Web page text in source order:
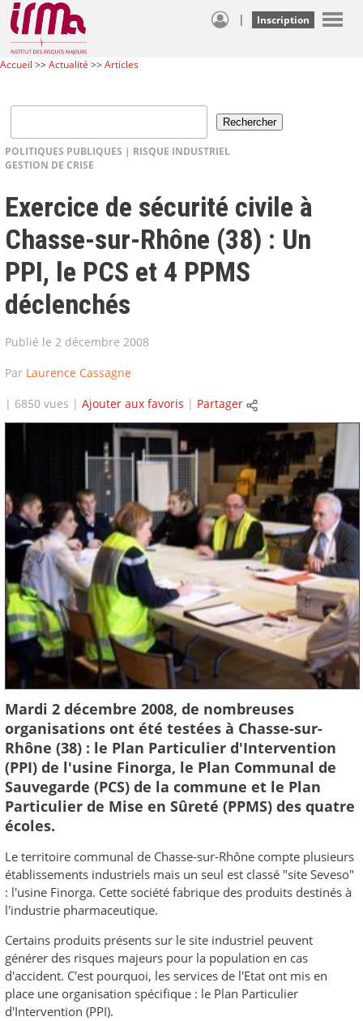
| Inscription
Accueil >>Actualité >>Articles
POLITIQUES PUBLIQUES | RISQUE INDUSTRIEL
GESTION DE CRISE
Exercice de sécurité civile à
Chasse-sur-Rhône (38) : Un
PPI, le PCS et 4 PPMS
déclenchés
Publié le 2 décembre 2008
Par Laurence Cassagne
| 6850 vues | Ajouter aux favoris | Partager
Mardi 2 décembre 2008, de nombreuses
organisations ont été testées à Chasse-sur-
Rhône (38) : le Plan Particulier d'Intervention
(PPI) de l'usine Finorga, le Plan Communal de
Sauvegarde (PCS) de la commune et le Plan
Particulier de Mise en Sûreté (PPMS) des quatre
écoles.
Le territoire communal de Chasse-sur-Rhône compte plusieurs
établissements industriels mais un seul est classé "site Seveso"
: l'usine Finorga. Cette société fabrique des produits destinés à
l'industrie pharmaceutique.
Certains produits présents sur le site industriel peuvent
générer des risques majeurs pour la population en cas
d'accident. C'est pourquoi, les services de l'Etat ont mis en
place une organisation spécifique : le Plan Particulier
d'Intervention (PPI).